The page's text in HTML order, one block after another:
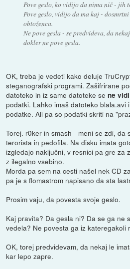
Pove geslo, ko vidijo da nima nič - jih
Pove geslo, vidijo da ma kaj -
obtoženca.
Ne pove gesla - se predvideva, da
dokler ne pove gesla.
OK, treba je vedeti kako deluje
steganografski programi. Zašifrirane
datoteko in iz same datoteke sene vidi
podatki. Lahko imaš datoteko blala.avi
podatke. Ali pa so podatki skriti na
Torej. r0ker in smash - meni se zdi, da
terorista in pedofila. Na disku imata
izgledajo naključni, v resnici pa gre za
z ilegalno vsebino.
Morda pa sem na cesti našel nek CD
pa je s flomastrom napisano da sta
Prosim vaju, da povesta svoje geslo.
Kaj pravita? Da gesla ni? Da se ga ne
vedela? Ne povesta ga iz kateregakoli
OK, torej predvidevam, da nekaj le
kar lepo zapre.